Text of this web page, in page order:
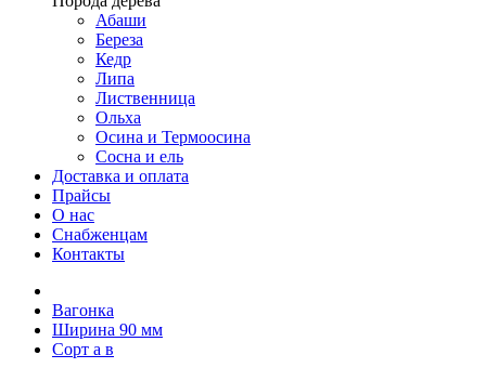
Абаши
Береза
Кедр
Липа
Лиственница
Ольха
Осина и Термоосина
Сосна и ель
Доставка и оплата
Прайсы
О нас
Снабженцам
Контакты
Вагонка
Ширина 90 мм
Сорт а в